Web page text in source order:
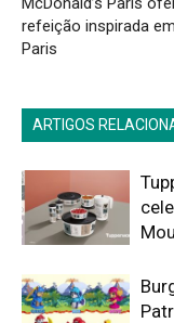
refeição inspirada
Paris
ARTIGOS